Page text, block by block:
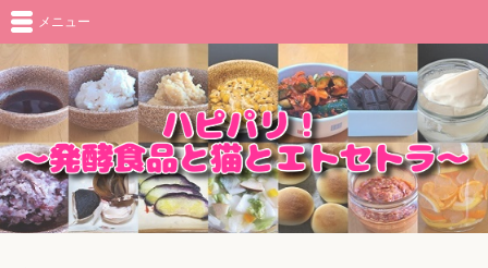
メニュー